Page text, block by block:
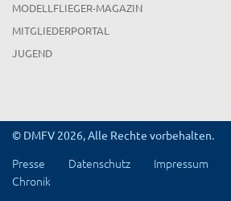
MODELLFLIEGER-MAGAZIN
MITGLIEDERPORTAL
JUGEND
© DMFV 2026, Alle Rechte vorbehalten.
Presse Datenschutz Impressum
Chronik